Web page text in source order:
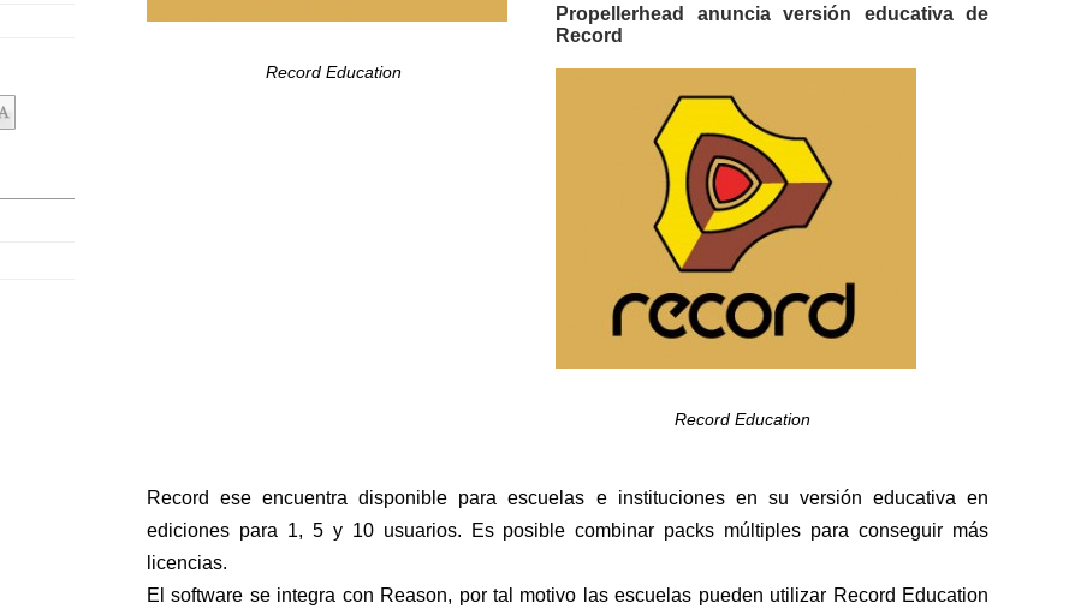
Record Education
Propellerhead anuncia versión educativa de
Record
Record Education
Record ese encuentra disponible para escuelas e instituciones en su versión educativa en
ediciones para 1, 5 y 10 usuarios. Es posible combinar packs múltiples para conseguir más
licencias.
El software se integra con Reason, por tal motivo las escuelas pueden utilizar Record Education